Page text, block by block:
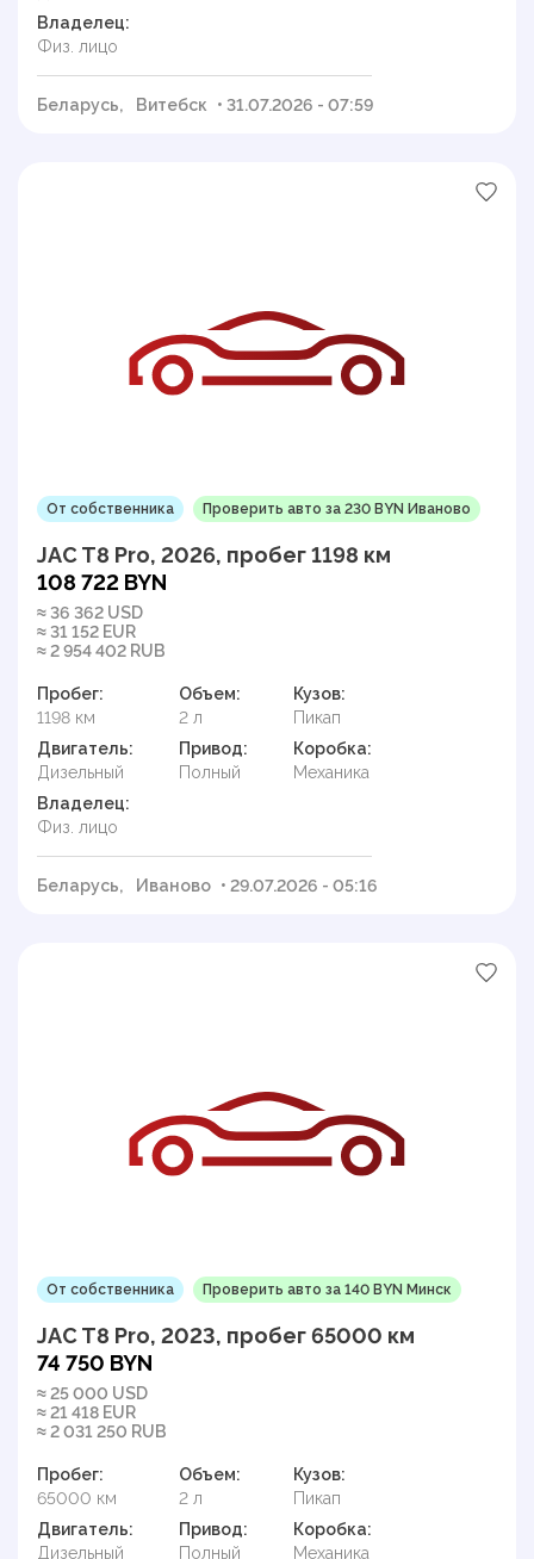
Владелец:
Физ. лицо
Беларусь, Витебск • 31.07.2026 - 07:59
От собственника Проверить авто за 230 BYN Иваново
JAC T8 Pro, 2026, пробег 1198 км
108 722 BYN
≈ 36 362 USD
≈ 31 152 EUR
≈ 2 954 402 RUB
Пробег:
1198 км
Объем:
2 л
Кузов:
Пикап
Двигатель:
Дизельный
Привод:
Полный
Коробка:
Механика
Владелец:
Физ. лицо
Беларусь, Иваново • 29.07.2026 - 05:16
От собственника Проверить авто за 140 BYN Минск
JAC T8 Pro, 2023, пробег 65000 км
74 750 BYN
≈ 25 000 USD
≈ 21 418 EUR
≈ 2 031 250 RUB
Пробег:
65000 км
Объем:
2 л
Кузов:
Пикап
Двигатель:
Дизельный
Привод:
Полный
Коробка:
Механика